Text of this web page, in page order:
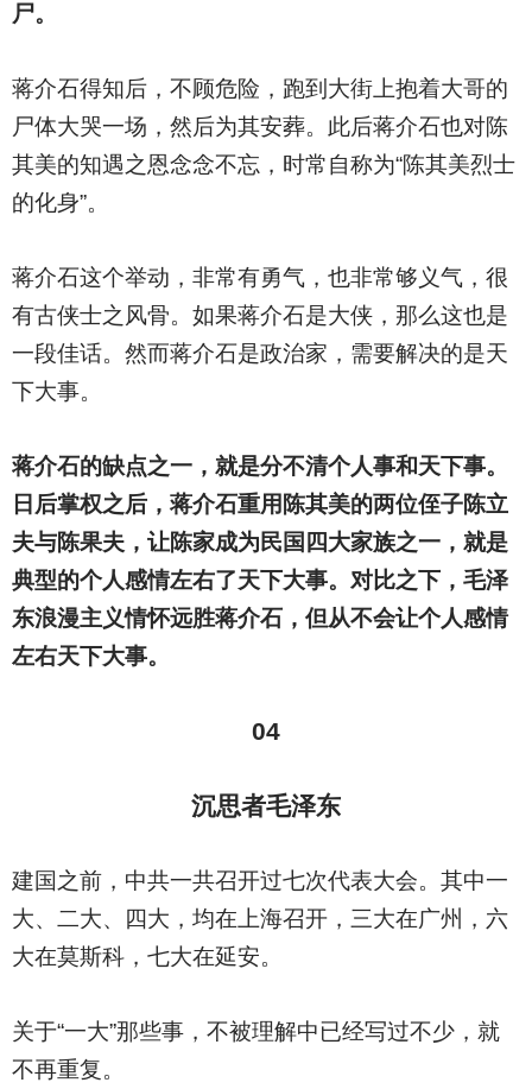
尸。
蒋介石得知后，不顾危险，跑到大街上抱着大哥的
尸体大哭一场，然后为其安葬。此后蒋介石也对陈
其美的知遇之恩念念不忘，时常自称为“陈其美烈士
的化身”。
蒋介石这个举动，非常有勇气，也非常够义气，很
有古侠士之风骨。如果蒋介石是大侠，那么这也是
一段佳话。然而蒋介石是政治家，需要解决的是天
下大事。
蒋介石的缺点之一，就是分不清个人事和天下事。
日后掌权之后，蒋介石重用陈其美的两位侄子陈立
夫与陈果夫，让陈家成为民国四大家族之一，就是
典型的个人感情左右了天下大事。对比之下，毛泽
东浪漫主义情怀远胜蒋介石，但从不会让个人感情
左右天下大事。
04
沉思者毛泽东
建国之前，中共一共召开过七次代表大会。其中一
大、二大、四大，均在上海召开，三大在广州，六
大在莫斯科，七大在延安。
关于“一大”那些事，不被理解中已经写过不少，就
不再重复。